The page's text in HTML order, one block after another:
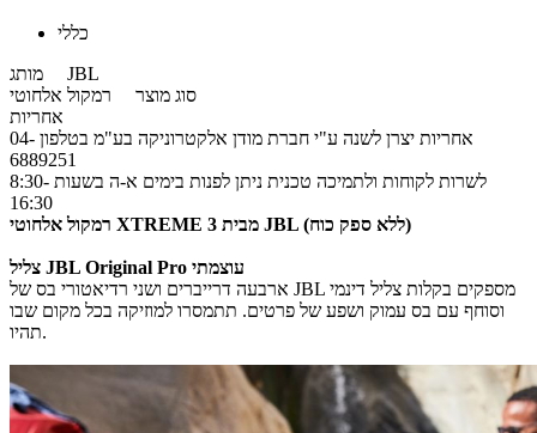
כללי
מותג JBL
סוג מוצר רמקול אלחוטי
אחריות
אחריות יצרן לשנה ע"י חברת מודן אלקטרוניקה בע"מ בטלפון 04-
לשרות לקוחות ולתמיכה טכנית ניתן לפנות בימים א-ה בשעות 8:30-
16:30
רמקול אלחוטי XTREME 3 מבית JBL (ללא ספק כוח)
צליל JBL Original Pro עוצמתי
ארבעה דרייברים ושני רדיאטורי בס של JBL מספקים בקלות צליל דינמי
וסוחף עם בס עמוק ושפע של פרטים. תתמסרו למוזיקה בכל מקום שבו
תהיו.